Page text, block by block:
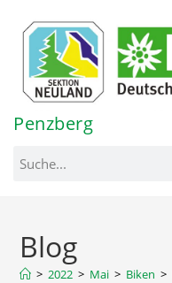
springen
Penzberg
Blog
> 2022 > Mai > Biken >